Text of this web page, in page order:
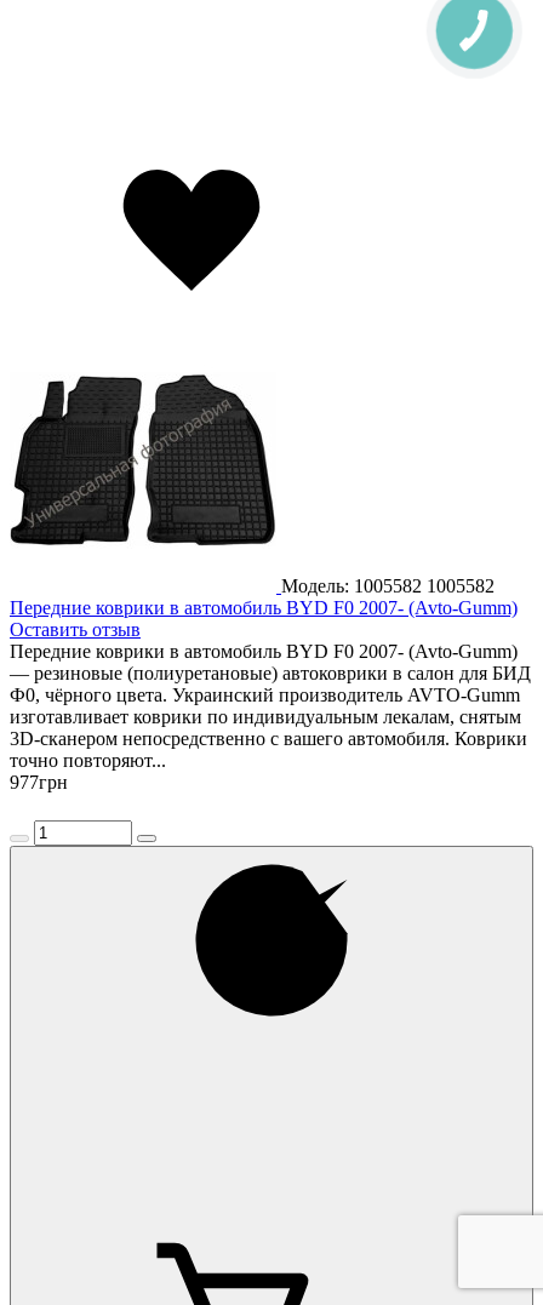
Модель: 1005582 1005582
Передние коврики в автомобиль BYD F0 2007- (Avto-Gumm)
Оставить отзыв
Передние коврики в автомобиль BYD F0 2007- (Avto-Gumm)
— резиновые (полиуретановые) автоковрики в салон для БИД
Ф0, чёрного цвета. Украинский производитель AVTO-Gumm
изготавливает коврики по индивидуальным лекалам, снятым
3D-сканером непосредственно с вашего автомобиля. Коврики
точно повторяют...
977грн